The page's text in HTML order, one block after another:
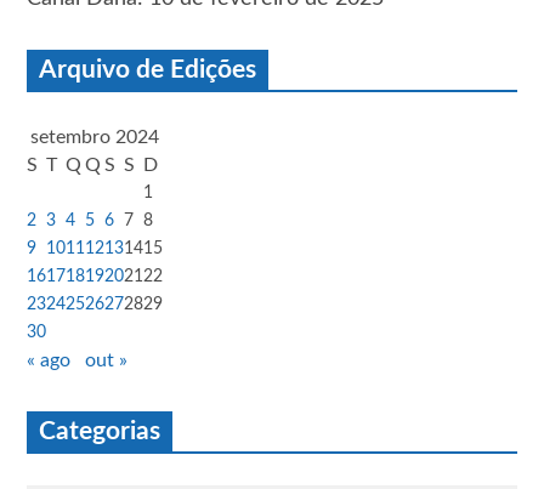
Arquivo de Edições
setembro 2024
S T Q Q S S D
1
2
3 4 5 6 7 8
9
1011 12131415
161718192021 22
23242526272829
30
« ago out »
Categorias